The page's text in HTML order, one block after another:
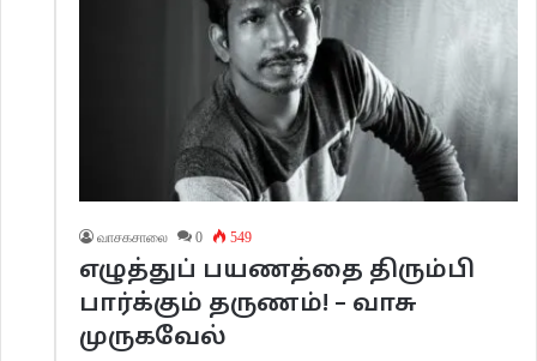
வாசகசாலை 0 549
எழுத்துப் பயணத்தை திரும்பி
பார்க்கும் தருணம்! – வாசு
முருகவேல்